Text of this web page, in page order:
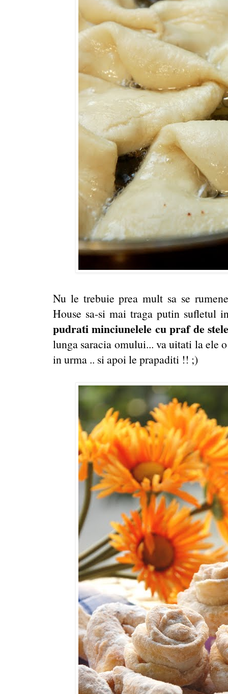
Nu le trebuie prea mult sa se
House sa-si mai traga putin sufletul
pudrati minciunelele cu praf de
lunga saracia omului... va uitati la ele
in urma .. si apoi le prapaditi !! ;)